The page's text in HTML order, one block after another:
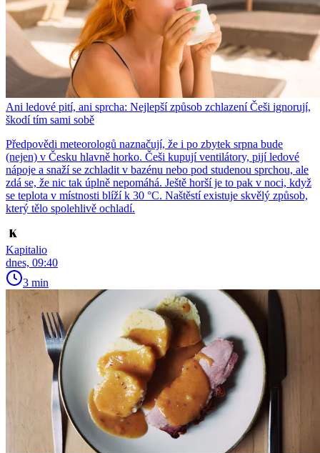
Ani ledové pití, ani sprcha: Nejlepší způsob zchlazení Češi ignorují,
škodí tím sami sobě
Předpovědi meteorologů naznačují, že i po zbytek srpna bude
(nejen) v Česku hlavně horko. Češi kupují ventilátory, pijí ledové
nápoje a snaží se zchladit v bazénu nebo pod studenou sprchou, ale
zdá se, že nic tak úplně nepomáhá. Ještě horší je to pak v noci, když
se teplota v místnosti blíží k 30 °C. Naštěstí existuje skvělý způsob,
který tělo spolehlivě ochladí.
Kapitalio
dnes, 09:40
3 min